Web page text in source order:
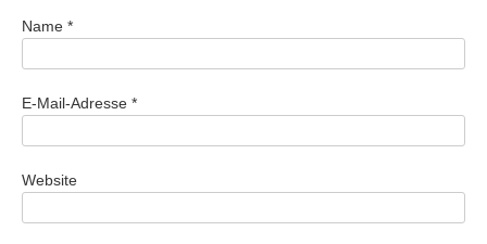
Name *
E-Mail-Adresse *
Website